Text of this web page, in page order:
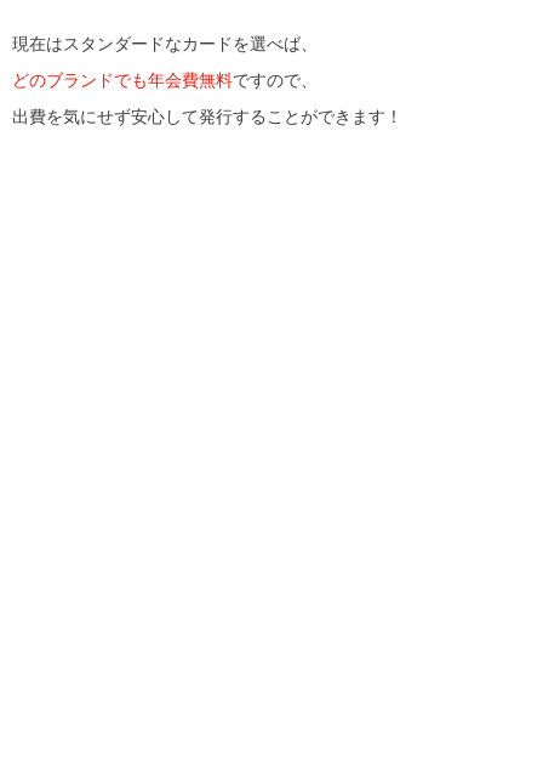
現在はスタンダードなカードを選べば、
どのブランドでも年会費無料ですので、
出費を気にせず安心して発行することができます！